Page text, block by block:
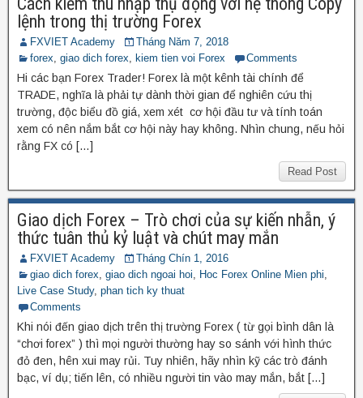
lệnh trong thị trường Forex
FXVIET Academy
Tháng Năm 7, 2018
forex giao dich forex kiem tien voi Forex Comments
Hi các bạn Forex Trader! Forex là một kênh tài chính để
TRADE, nghĩa là phải tự dành thời gian để nghiên cứu thị
trường, độc biểu đồ giá, xem xét cơ hội đầu tư và tính toán
xem có nên nắm bắt cơ hội này hay không. Nhìn chung, nếu hỏi
rằng FX có […]
Read Post
Giao dịch Forex – Trò chơi của sự kiến nhẫn, ý
thức tuân thủ kỷ luật và chút may mắn
FXVIET Academy
Tháng Chín 1, 2016
giao dich forex giao dich ngoai hoi Hoc Forex Online Mien phi
Live Case Study, phan tich ky thuat
Comments
Khi nói đến giao dịch trên thị trường Forex ( từ gọi bình dân là
“chơi forex” ) thì mọi người thường hay so sánh với hình thức
đỏ đen, hên xui may rủi. Tuy nhiên, hãy nhìn kỹ các trò đánh
bạc, ví dụ; tiến lên, có nhiều người tin vào may mắn, bắt […]